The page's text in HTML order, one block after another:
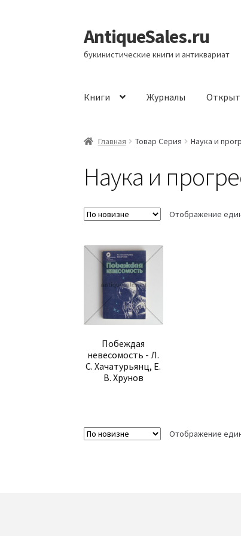
Перейти
к
навигации
Перейти
к
содержимому
AntiqueSales.ru
букинистические книги и антиквариат
Книги Журналы
ГлавнаяГлавная Товар Серия Наука и
Наука и
Отображение
Побеждая
невесомость - Л.
С. Хачатурьянц, Е.
В. Хрунов
Отображение